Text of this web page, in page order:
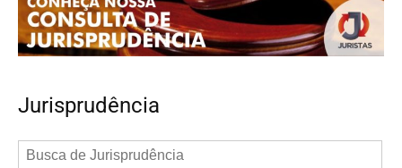
Jurisprudência